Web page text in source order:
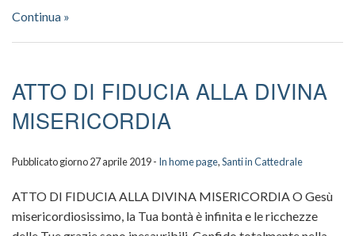
Continua »
ATTO DI FIDUCIA ALLA DIVINA
MISERICORDIA
Pubblicato giorno 27 aprile 2019 - In home page,Santi in Cattedrale
ATTO DI FIDUCIA ALLA DIVINA MISERICORDIA O Gesù
misericordiosissimo, la Tua bontà è infinita e le ricchezze